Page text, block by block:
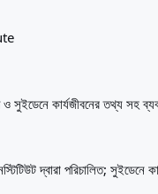
সুইডেনে কার্যজীবনের তথ্য সহ
দ্বারা পরিচালিত;